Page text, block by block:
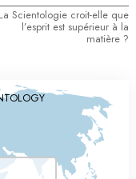
La Scientologie croit-elle que
l’esprit est supérieur à la
matière ?